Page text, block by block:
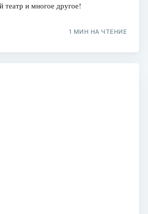
театр и многое другое!
1 МИН НА ЧТЕНИЕ